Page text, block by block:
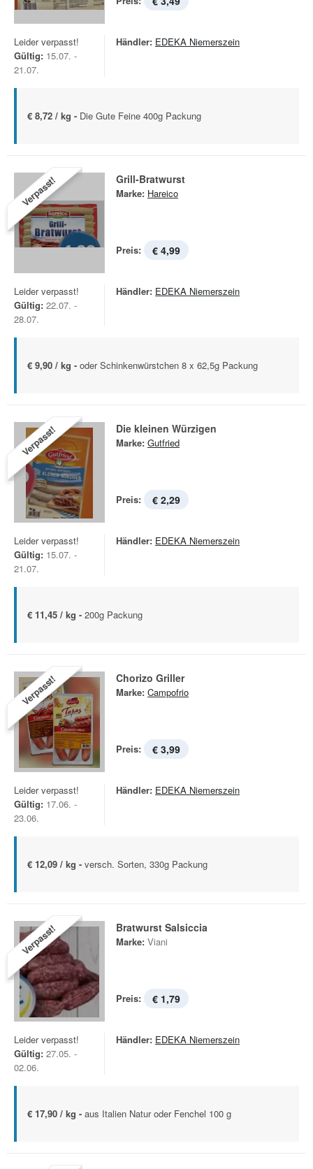
Leider verpasst!
Gültig: 15.07. -
21.07.
Händler: EDEKA Niemerszein
€ 8,72 / kg - Die Gute Feine 400g Packung
Verpasst! Grill-Bratwurst
Marke: Hareico
Preis: € 4,99
Leider verpasst!
Gültig: 22.07. -
28.07.
Händler: EDEKA Niemerszein
€ 9,90 / kg - oder Schinkenwürstchen 8 x 62,5g Packung
Verpasst! Die kleinen Würzigen
Marke: Gutfried
Preis: € 2,29
Leider verpasst!
Gültig: 15.07. -
21.07.
Händler: EDEKA Niemerszein
€ 11,45 / kg - 200g Packung
Verpasst! Chorizo Griller
Marke: Campofrio
Preis: € 3,99
Leider verpasst!
Gültig: 17.06. -
23.06.
Händler: EDEKA Niemerszein
€ 12,09 / kg - versch. Sorten, 330g Packung
Verpasst! Bratwurst Salsiccia
Marke: Viani
Preis: € 1,79
Leider verpasst!
Gültig: 27.05. -
02.06.
Händler: EDEKA Niemerszein
€ 17,90 / kg - aus Italien Natur oder Fenchel 100 g